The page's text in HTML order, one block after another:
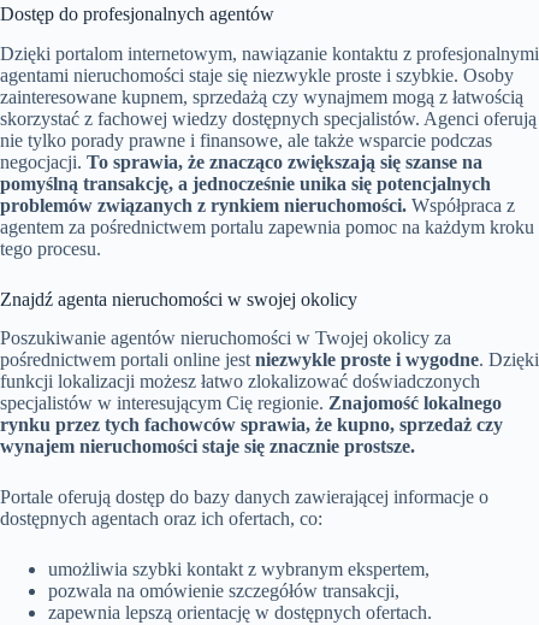
Dostęp do profesjonalnych agentów
Dzięki portalom internetowym, nawiązanie kontaktu z profesjonalnymi
agentami nieruchomości staje się niezwykle proste i szybkie. Osoby
zainteresowane kupnem, sprzedażą czy wynajmem mogą z łatwością
skorzystać z fachowej wiedzy dostępnych specjalistów. Agenci oferują
nie tylko porady prawne i finansowe, ale także wsparcie podczas
negocjacji. To sprawia, że znacząco zwiększają się szanse na
pomyślną transakcję, a jednocześnie unika się potencjalnych
problemów związanych z rynkiem nieruchomości. Współpraca z
agentem za pośrednictwem portalu zapewnia pomoc na każdym kroku
tego procesu.
Znajdź agenta nieruchomości w swojej okolicy
Poszukiwanie agentów nieruchomości w Twojej okolicy za
pośrednictwem portali online jestniezwykle proste i wygodne. Dzięki
funkcji lokalizacji możesz łatwo zlokalizować doświadczonych
specjalistów w interesującym Cię regionie. Znajomość lokalnego
rynku przez tych fachowców sprawia, że kupno, sprzedaż czy
wynajem nieruchomości staje się znacznie prostsze.
Portale oferują dostęp do bazy danych zawierającej informacje o
dostępnych agentach oraz ich ofertach, co:
umożliwia szybki kontakt z wybranym ekspertem,
pozwala na omówienie szczegółów transakcji,
zapewnia lepszą orientację w dostępnych ofertach.